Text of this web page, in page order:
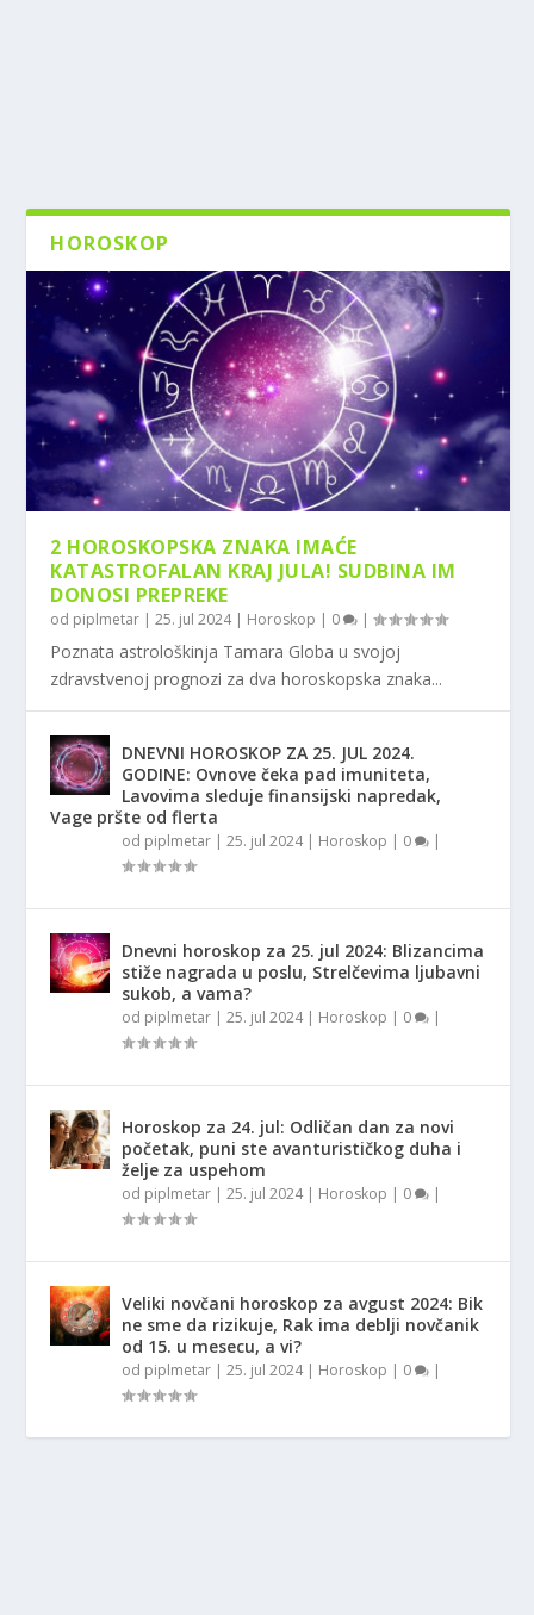
HOROSKOP
2 HOROSKOPSKA ZNAKA IMAĆE
KATASTROFALAN KRAJ JULA! SUDBINA IM
DONOSI PREPREKE
od piplmetar |25. jul 2024| Horoskop | 0 |
Poznata astrološkinja Tamara Globa u svojoj
zdravstvenoj prognozi za dva horoskopska znaka...
DNEVNI HOROSKOP ZA 25. JUL 2024.
GODINE: Ovnove čeka pad imuniteta,
Lavovima sleduje finansijski napredak,
Vage pršte od flerta
od piplmetar |25. jul 2024| Horoskop | 0 |
Dnevni horoskop za 25. jul 2024: Blizancima
stiže nagrada u poslu, Strelčevima ljubavni
sukob, a vama?
od piplmetar |25. jul 2024| Horoskop | 0 |
Horoskop za 24. jul: Odličan dan za novi
početak, puni ste avanturističkog duha i
želje za uspehom
od piplmetar |25. jul 2024| Horoskop | 0 |
Veliki novčani horoskop za avgust 2024: Bik
ne sme da rizikuje, Rak ima deblji novčanik
od 15. u mesecu, a vi?
od piplmetar |25. jul 2024| Horoskop | 0 |